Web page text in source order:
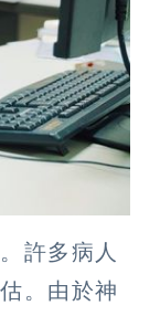
許多病人
。由於神